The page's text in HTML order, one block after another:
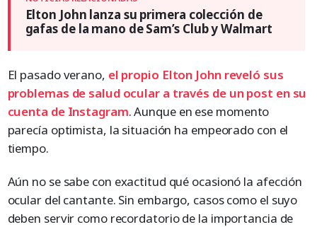
Elton John lanza su primera colección de
gafas de la mano de Sam’s Club y Walmart
El pasado verano, el propio Elton John reveló sus
problemas de salud ocular a través de un post en su
cuenta de Instagram. Aunque en ese momento
parecía optimista, la situación ha empeorado con el
tiempo.
Aún no se sabe con exactitud qué ocasionó la afección
ocular del cantante. Sin embargo, casos como el suyo
deben servir como recordatorio de la importancia de